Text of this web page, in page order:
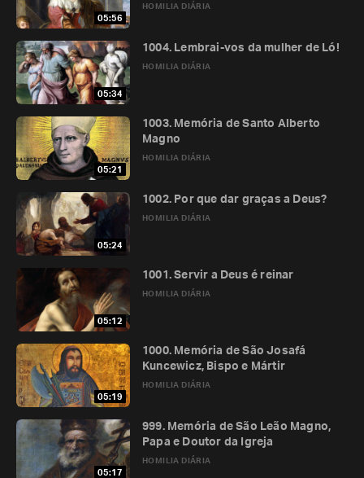
05:56
HOMILIA DIÁRIA
05:34
HOMILIA DIÁRIA
1004. Lembrai-vos da mulher de Ló!
05:21
HOMILIA DIÁRIA
1003. Memória de Santo Alberto
Magno
05:24
HOMILIA DIÁRIA
1002. Por que dar graças a Deus?
05:12
HOMILIA DIÁRIA
1001. Servir a Deus é reinar
05:19
HOMILIA DIÁRIA
1000. Memória de São Josafá
Kuncewicz, Bispo e Mártir
05:17
HOMILIA DIÁRIA
999. Memória de São Leão Magno,
Papa e Doutor da Igreja